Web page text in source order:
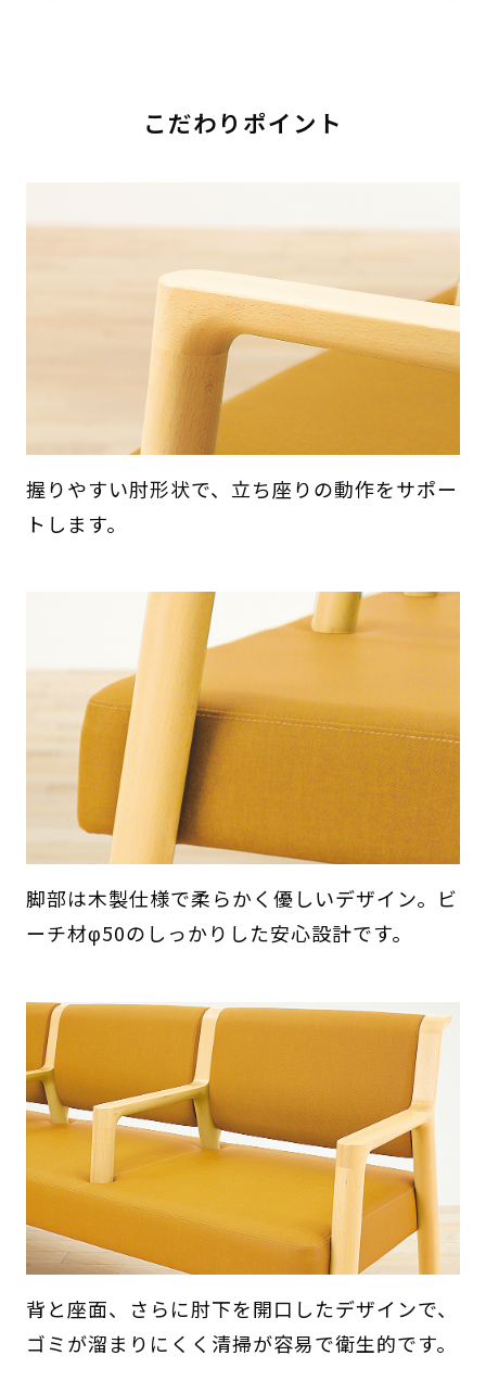
こだわりポイント
握りやすい肘形状で、立ち座りの動作をサポー
トします。
脚部は木製仕様で柔らかく優しいデザイン。ビ
ーチ材φ50のしっかりした安心設計です。
背と座面、さらに肘下を開口したデザインで、
ゴミが溜まりにくく清掃が容易で衛生的です。